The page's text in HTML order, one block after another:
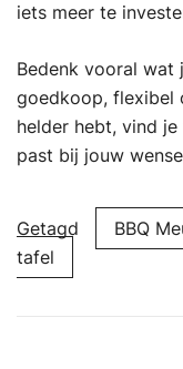
iets meer te
Bedenk vooral
goedkoop, flexibel
helder hebt, vind
past bij jouw
Getagd BBQ
tafel